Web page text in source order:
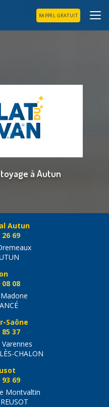
RAPPEL GRATUIT
à Autun
Autun
26 69
08 08
Saône
85 37
CHALON
93 69
Montvaltin